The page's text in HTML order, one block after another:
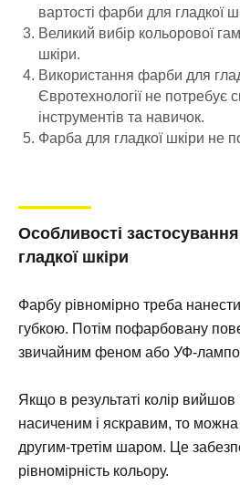
вартості фарби для гладкої
Великий вибір кольорової
шкіри.
Використання фарби для
Євротехнології не потребує
інструментів та навичок.
Фарба для гладкої шкіри не
Особливості
гладкої шкіри
Фарбу рівномірно треба
губкою. Потім пофарбовану
звичайним феном або УФ-
Якщо в результаті колір вийшов
насиченим і яскравим, то
другим-третім шаром. Це
рівномірність кольору.